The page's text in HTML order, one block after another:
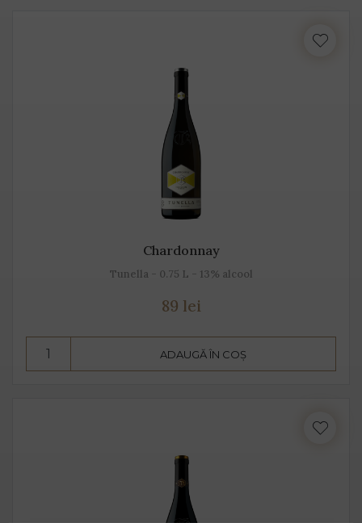
Chardonnay
Tunella - 0.75 L - 13% alcool
89 lei
ADAUGĂ ÎN COȘ